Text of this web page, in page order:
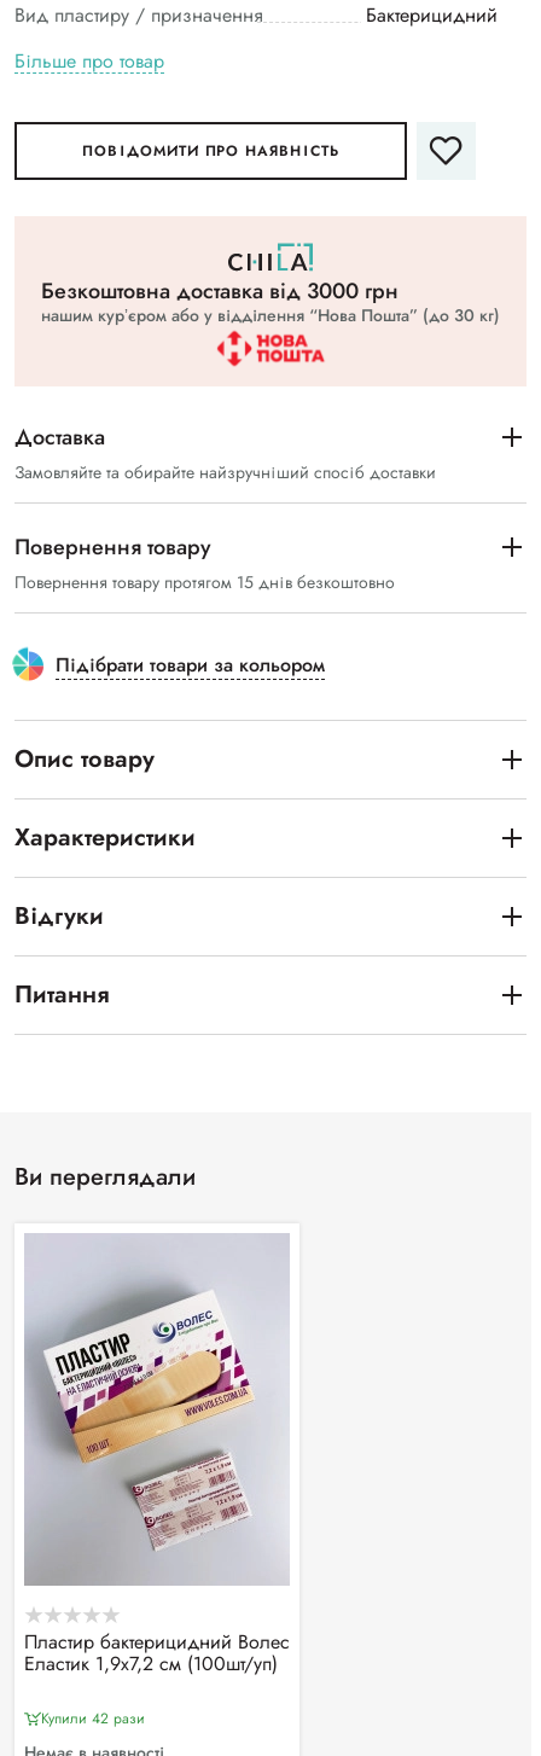
Вид пластиру / призначення
Бактерицидний
Більше про товар
ПОВІДОМИТИ ПРО НАЯВНІСТЬ
Безкоштовна доставка вiд 3000 грн
нашим курʼєром або у відділення “Нова Пошта” (до 30 кг)
Доставка
Замовляйте та обирайте найзручніший спосіб доставки
Повернення товару
Повернення товару протягом 15 днів безкоштовно
Підібрати товари за кольором
Опис товару
Характеристики
Відгуки
Питання
Ви переглядали
Пластир бактерицидний Волес
Еластик 1,9х7,2 см (100шт/уп)
Купили 42 рази